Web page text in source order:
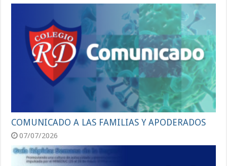
COMUNICADO A LAS FAMILIAS Y APODERADOS
07/07/2026